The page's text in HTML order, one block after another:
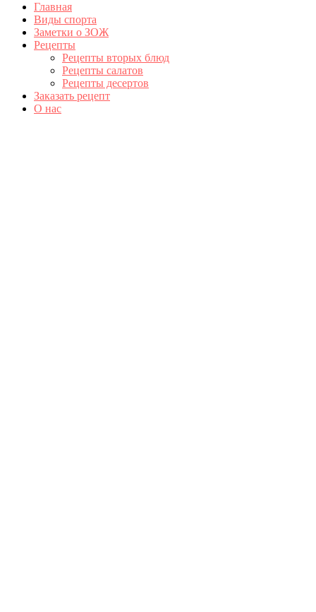
Главная
Виды спорта
Заметки о ЗОЖ
Рецепты
Рецепты вторых блюд
Рецепты салатов
Рецепты десертов
Заказать рецепт
О нас